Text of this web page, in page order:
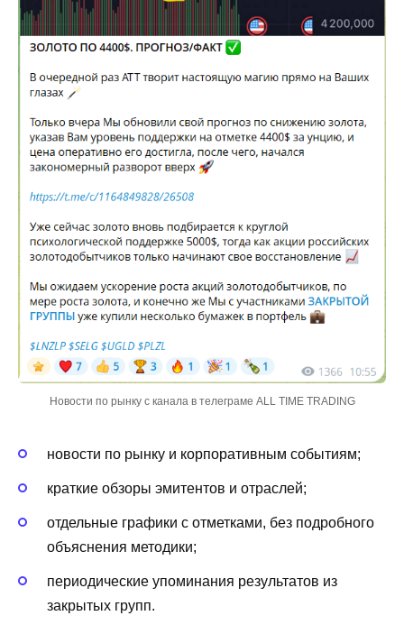
Новости по рынку с канала в телеграме ALL TIME TRADING
новости по рынку и корпоративным событиям;
краткие обзоры эмитентов и отраслей;
отдельные графики с отметками, без подробного
объяснения методики;
периодические упоминания результатов из
закрытых групп.